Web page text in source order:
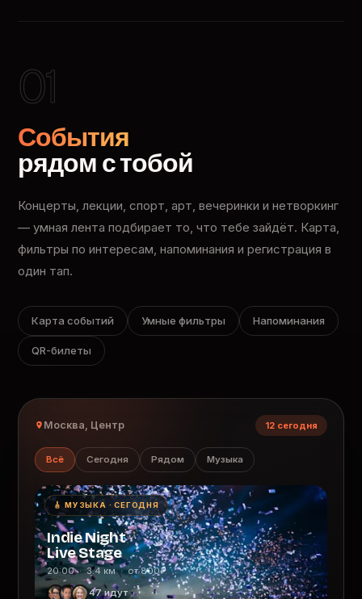
01
События
рядом с тобой
Концерты, лекции, спорт, арт, вечеринки и нетворкинг
— умная лента подбирает то, что тебе зайдёт. Карта,
фильтры по интересам, напоминания и регистрация в
один тап.
Карта событий Умные фильтры Напоминания
QR-билеты
Москва, Центр 12 сегодня
Всё Сегодня Рядом Музыка
🎸 МУЗЫКА · СЕГОДНЯ
Indie Night
Live Stage
20:00 · 3.4 км · от 800₽
47 идут